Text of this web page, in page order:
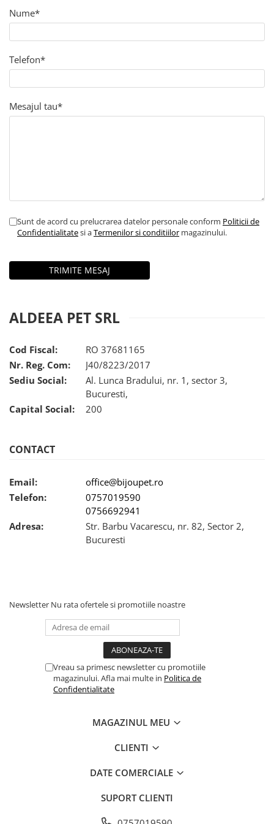
Orijen
Platinum
Prestige
Hrana umeda
Recompense caini
Accesorii
Hainute
Lemne si coarne de cerb sau
caprior
Perii si Piepteni
Saltele cu efect de racire
Suplimente
Nume*
Telefon*
Mesajul tau*
Sunt de acord cu prelucrarea datelor personale conform Politicii de
Confidentialitatesi aTermenilor si conditiilor magazinului.
ALDEEA PET SRL
Cod Fiscal:
RO 37681165
Nr. Reg. Com:
J40/8223/2017
Sediu Social:
Al. Lunca Bradului, nr. 1, sector 3,
Bucuresti,
Capital Social:
200
CONTACT
Email:
office@bijoupet.ro
Telefon:
0757019590
0756692941
Adresa:
Str. Barbu Vacarescu, nr. 82, Sector 2,
Bucuresti
Newsletter Nu rata ofertele si promotiile noastre
Vreau sa primesc newsletter cu promotiile
magazinului. Afla mai multe in Politica de
Confidentialitate
MAGAZINUL MEU
CLIENTI
DATE COMERCIALE
SUPORT CLIENTI